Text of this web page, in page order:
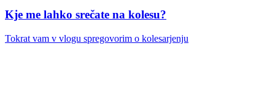
Kje me lahko srečate na kolesu?
Tokrat vam v vlogu spregovorim o kolesarjenju